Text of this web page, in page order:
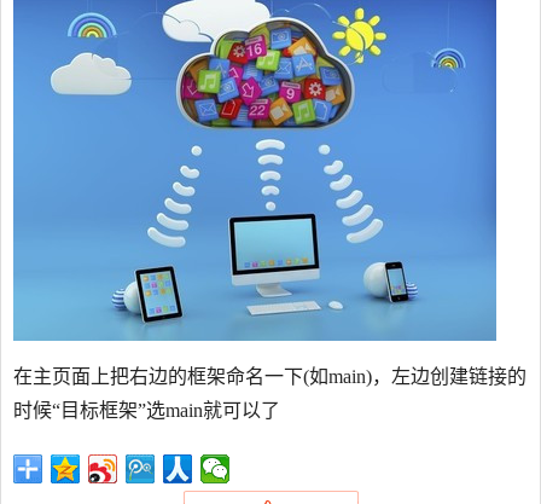
在主页面上把右边的框架命名一下(如main)，左边创建链接的
时候“目标框架”选main就可以了